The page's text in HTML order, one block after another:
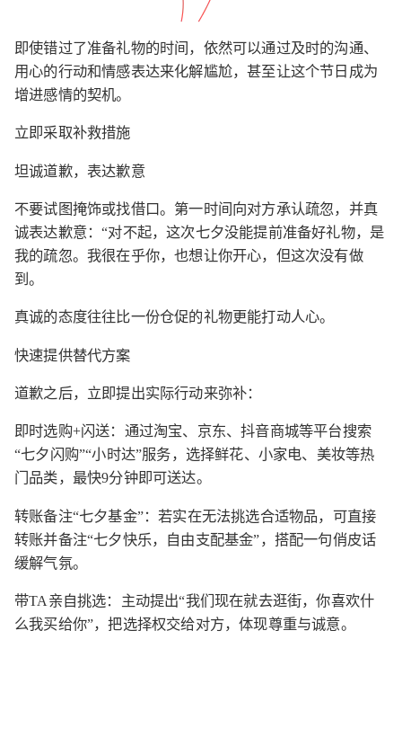
即使错过了准备礼物的时间，依然可以通过及时的沟通、
用心的行动和情感表达来化解尴尬，甚至让这个节日成为
增进感情的契机。
立即采取补救措施
坦诚道歉，表达歉意
不要试图掩饰或找借口。第一时间向对方承认疏忽，并真
诚表达歉意：“对不起，这次七夕没能提前准备好礼物，是
我的疏忽。我很在乎你，也想让你开心，但这次没有做
到。
真诚的态度往往比一份仓促的礼物更能打动人心。
快速提供替代方案
道歉之后，立即提出实际行动来弥补：
即时选购+闪送：通过淘宝、京东、抖音商城等平台搜索
“七夕闪购”“小时达”服务，选择鲜花、小家电、美妆等热
门品类，最快9分钟即可送达。
转账备注“七夕基金”：若实在无法挑选合适物品，可直接
转账并备注“七夕快乐，自由支配基金”，搭配一句俏皮话
缓解气氛。
带TA亲自挑选：主动提出“我们现在就去逛街，你喜欢什
么我买给你”，把选择权交给对方，体现尊重与诚意。